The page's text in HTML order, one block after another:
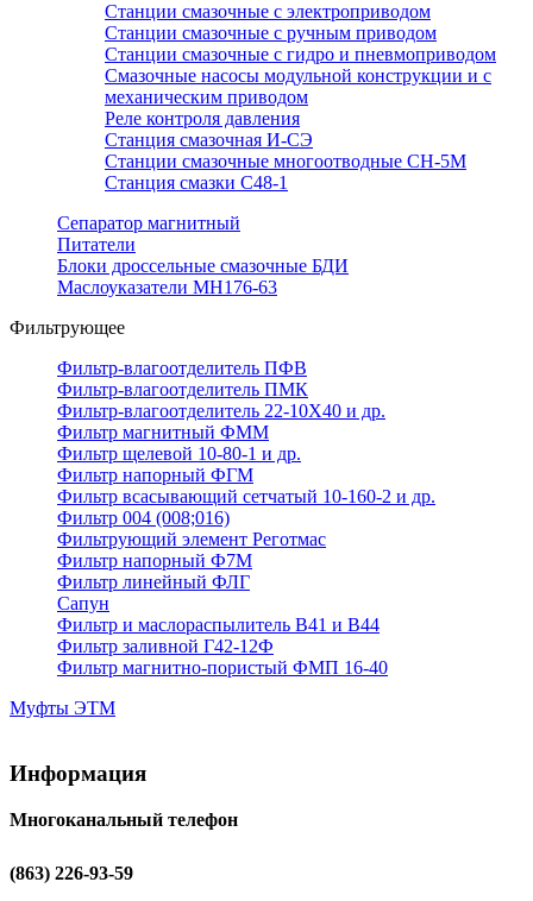
Станции смазочные с электроприводом
Станции смазочные с ручным приводом
Станции смазочные с гидро и пневмоприводом
Смазочные насосы модульной конструкции и с
механическим приводом
Реле контроля давления
Станция смазочная И-СЭ
Станции смазочные многоотводные СН-5М
Станция смазки С48-1
Сепаратор магнитный
Питатели
Блоки дроссельные смазочные БДИ
Маслоуказатели МН176-63
Фильтрующее
Фильтр-влагоотделитель ПФВ
Фильтр-влагоотделитель ПМК
Фильтр-влагоотделитель 22-10Х40 и др.
Фильтр магнитный ФММ
Фильтр щелевой 10-80-1 и др.
Фильтр напорный ФГМ
Фильтр всасывающий сетчатый 10-160-2 и др.
Фильтр 004 (008;016)
Фильтрующий элемент Реготмас
Фильтр напорный Ф7М
Фильтр линейный ФЛГ
Сапун
Фильтр и маслораспылитель В41 и В44
Фильтр заливной Г42-12Ф
Фильтр магнитно-пористый ФМП 16-40
Муфты ЭТМ
Информация
Многоканальный телефон
(863) 226-93-59